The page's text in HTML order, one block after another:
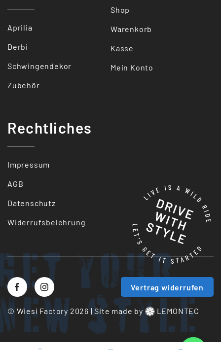
Aprilia
Derbi
Schwingendekor
Zubehör
Shop
Warenkorb
Kasse
Mein Konto
Rechtliches
Impressum
AGB
Datenschutz
Widerrufsbelehrung
© Wiesi Factory 2026|Site made by LEMONTEC
Vertrag widerrufen
your
style